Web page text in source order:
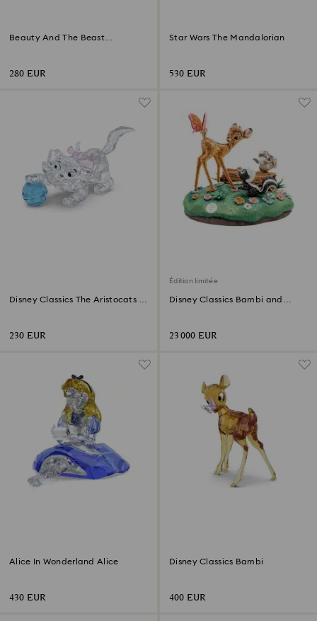
Beauty And The Beast
280 EUR
Star Wars The Mandalorian
530 EUR
Disney Classics The Aristocats -
230 EUR
Édition limitée
Disney Classics Bambi and
23 000 EUR
Alice In Wonderland Alice
430 EUR
Disney Classics Bambi
400 EUR